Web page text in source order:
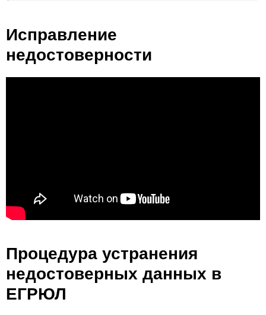
Исправление
недостоверности
Процедура устранения
недостоверных данных в
ЕГРЮЛ